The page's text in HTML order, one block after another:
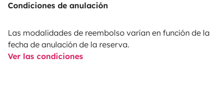
Condiciones de anulación
Las modalidades de reembolso varían en función de la
fecha de anulación de la reserva.
Ver las condiciones